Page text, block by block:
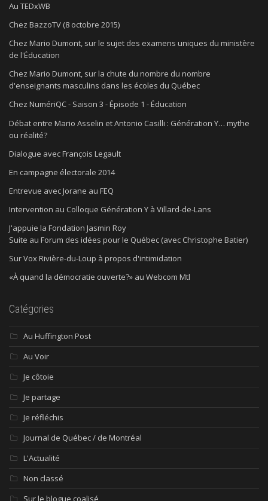
Au TEDxWB
Chez BazzoTV (8 octobre 2015)
Chez Mario Dumont, sur le sujet des examens uniques du ministère
de l'Éducation
Chez Mario Dumont, sur la chute du nombre du nombre
d'enseignants masculins dans les écoles du Québec
Chez NumériQC - Saison 3 - Épisode 1 - Éducation
Débat entre Mario Asselin et Antonio Casilli : Génération Y… mythe
ou réalité?
Dialogue avec François Legault
En campagne électorale 2014
Entrevue avec Jorane au FEQ
Intervention au Colloque Génération Y à Villard-de-Lans
J'appuie la Fondation Jasmin Roy
Suite au Forum des idées pour le Québec (avec Christophe Batier)
Sur Vox Rivière-du-Loup à propos d'intimidation
«À quand la démocratie ouverte?» au Webcom Mtl
Catégories
Au Huffington Post
Au Voir
Je côtoie
Je partage
Je réfléchis
Journal de Québec / de Montréal
L'Actualité
Non classé
Sur le blogue coalisé